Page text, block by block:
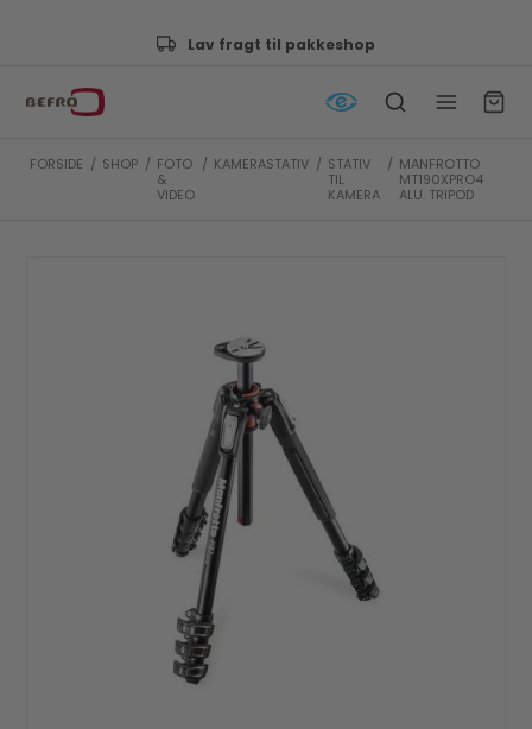
Godkendt af e-mærket
FORSIDE / SHOP / FOTO
&
VIDEO
/ KAMERASTATIV / STATIV
TIL
KAMERA
/ MANFROTTO
MT190XPRO4
ALU. TRIPOD